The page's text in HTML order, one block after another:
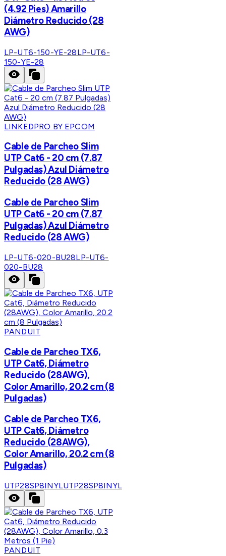
(4.92 Pies) Amarillo
Diámetro Reducido (28
AWG)
LP-UT6-150-YE-28LP-UT6-
150-YE-28
LINKEDPRO BY EPCOM
Cable de Parcheo Slim
UTP Cat6 - 20 cm (7.87
Pulgadas) Azul Diámetro
Reducido (28 AWG)
Cable de Parcheo Slim
UTP Cat6 - 20 cm (7.87
Pulgadas) Azul Diámetro
Reducido (28 AWG)
LP-UT6-020-BU28LP-UT6-
020-BU28
PANDUIT
Cable de Parcheo TX6,
UTP Cat6, Diámetro
Reducido (28AWG),
Color Amarillo, 20.2 cm (8
Pulgadas)
Cable de Parcheo TX6,
UTP Cat6, Diámetro
Reducido (28AWG),
Color Amarillo, 20.2 cm (8
Pulgadas)
UTP28SP8INYLUTP28SP8INYL
PANDUIT